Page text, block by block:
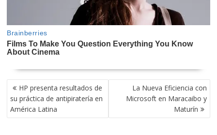
NAVEGACIÓN
DE
ENTRADAS
HP presenta resultados de
su práctica de antipiratería en
América Latina
La Nueva Eficiencia con
Microsoft en Maracaibo y
Maturín